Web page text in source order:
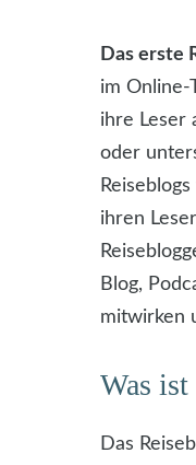
Das erste
im Online-
ihre Leser
oder
ihren
Blog,
mitwirken
Was
Das